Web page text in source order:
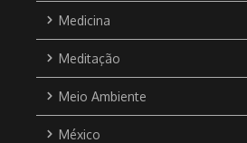
Medicina
Meditação
Meio Ambiente
México